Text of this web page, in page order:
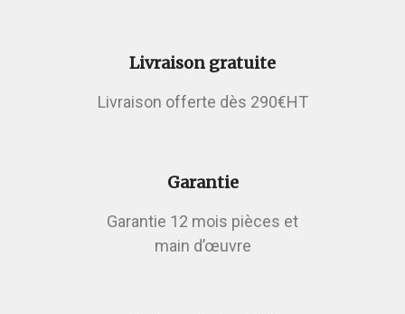
Livraison gratuite
Livraison offerte dès 290€HT
Garantie
Garantie 12 mois pièces et
main d’œuvre